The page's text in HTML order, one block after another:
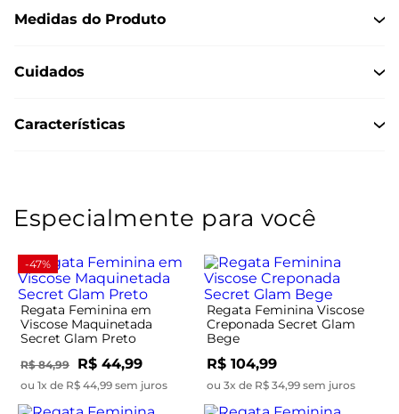
Medidas do Produto
Cuidados
Características
Especialmente para você
-47%
Regata Feminina em
Viscose Maquinetada
Secret Glam Preto
R$ 84,99 R$ 44,99
ou 1x de R$ 44,99 sem juros
Regata Feminina Viscose
Creponada Secret Glam
Bege
R$ 104,99
ou 3x de R$ 34,99 sem juros